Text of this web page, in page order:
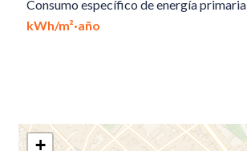
Consumo específico de energía primaria
kWh/m²·año
+